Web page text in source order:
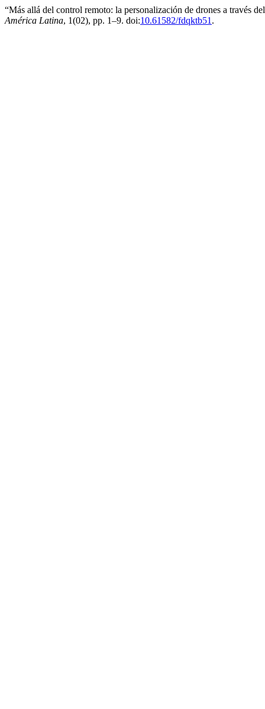
“Más allá del control remoto: la personalización de drones a través
América Latina, 1(02), pp. 1–9. doi:10.61582/fdqktb51 .